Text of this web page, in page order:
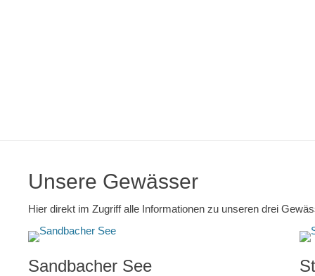
Unsere Gewässer
Hier direkt im Zugriff alle Informationen zu unseren drei
Sandbacher See